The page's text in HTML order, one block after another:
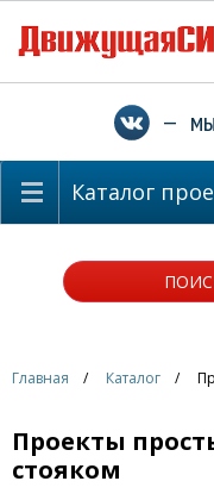
— мы
Каталог
Главная Каталог
Проекты
стояком